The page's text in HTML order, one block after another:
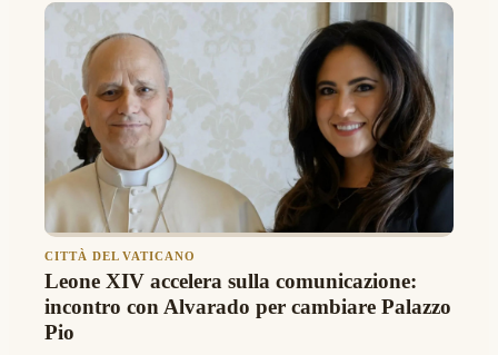
CITTÀ DEL VATICANO
Leone XIV accelera sulla comunicazione:
incontro con Alvarado per cambiare Palazzo
Pio